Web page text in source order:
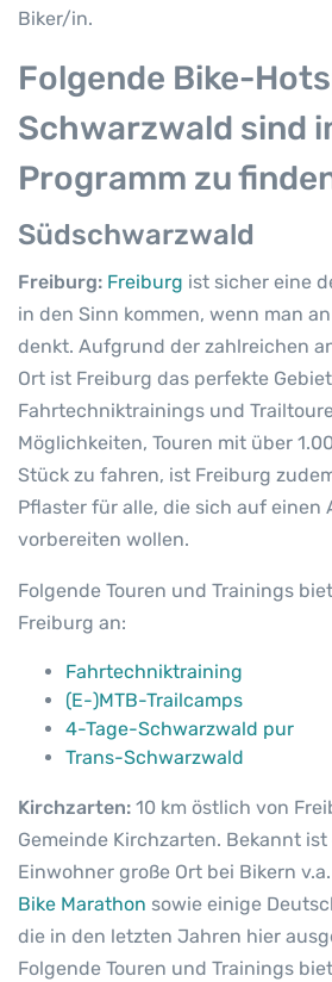
Biker/in.
Folgende Bike-
Schwarzwald sind
Programm zu
Südschwarzwald
Freiburg: Freiburg ist sicher eine
in den Sinn kommen, wenn man
denkt. Aufgrund der zahlreichen
Ort ist Freiburg das perfekte
Fahrtechniktrainings und
Möglichkeiten, Touren mit über
Stück zu fahren, ist Freiburg
Pflaster für alle, die sich auf einen
vorbereiten wollen.
Folgende Touren und Trainings
Freiburg an:
Fahrtechniktraining
(E-)MTB-Trailcamps
4-Tage-Schwarzwald pur
Trans-Schwarzwald
Kirchzarten: 10 km östlich von
Gemeinde Kirchzarten. Bekannt ist
Einwohner große Ort bei Bikern
Bike Marathon sowie einige
die in den letzten Jahren hier
Folgende Touren und Trainings